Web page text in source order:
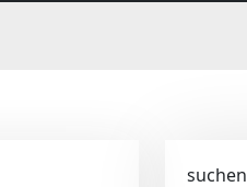
suchen